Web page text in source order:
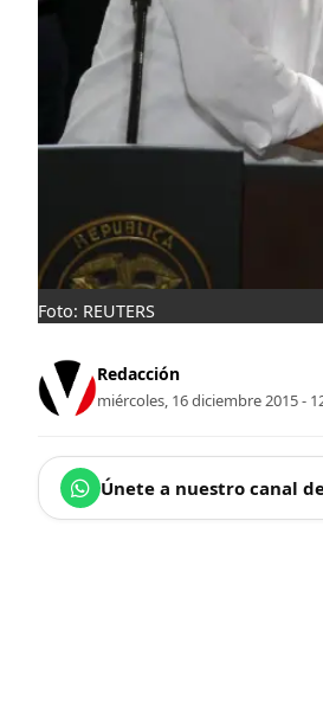
Foto: REUTERS
Redacción
miércoles, 16 diciembre 2015 -
Únete a nuestro canal